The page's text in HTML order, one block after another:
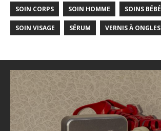
SOIN CORPS SOIN HOMME SOINS BÉBÉ
SOIN VISAGE SÉRUM VERNIS À ONGLES